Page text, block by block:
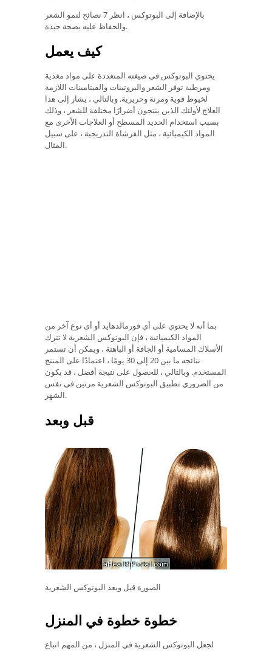
بالإضافة إلى البوتوكس ، انظر 7 نصائح لنمو الشعر
والحفاظ عليه بصحة جيدة.
كيف يعمل
يحتوي البوتوكس في صيغته المتعددة على مواد مغذية
ومرطبة توفر الشعر والبروتينات والفيتامينات اللازمة
لخيوط قوية ومرنة وحريرية. وبالتالي ، يشار إلى هذا
العلاج لأولئك الذين ينتجون أضرارًا مختلفة للشعر ، وذلك
بسبب استخدام الحديد المسطح أو العلاجات الأخرى مع
المواد الكيميائية ، مثل الفرشاة التدريجية ، على سبيل
المثال.
بما أنه لا يحتوي على أي فورمالدهايد أو أي نوع آخر من
المواد الكيميائية ، فإن البوتوكس الشعرية لا تترك
الأسلاك المسامية أو الجافة أو الباهتة ، ويمكن أن تستمر
نتائجه ما بين 20 إلى 30 يومًا ، اعتمادًا على المنتج
المستخدم. وبالتالي ، للحصول على نتيجة أفضل ، قد يكون
من الضروري تطبيق البوتوكس الشعرية مرتين في نفس
الشهر.
قبل وبعد
الصورة قبل وبعد البوتوكس الشعرية
خطوة خطوة في المنزل
لجعل البوتوكس الشعرية في المنزل ، من المهم اتباع